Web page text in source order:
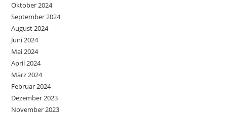
Oktober 2024
September 2024
August 2024
Juni 2024
Mai 2024
April 2024
März 2024
Februar 2024
Dezember 2023
November 2023